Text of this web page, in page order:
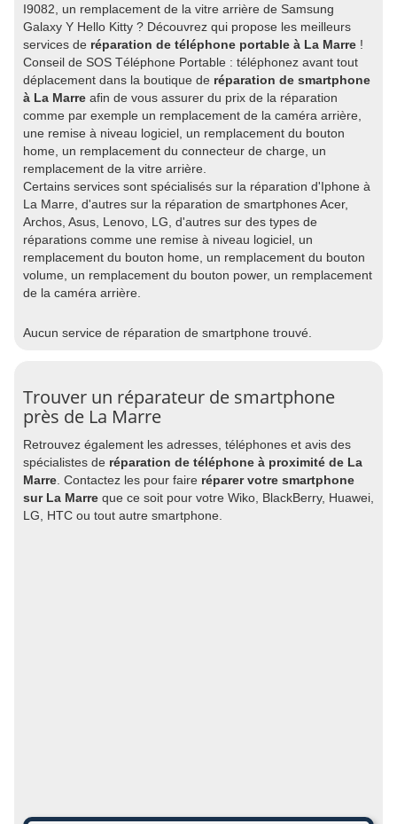
I9082, un remplacement de la vitre arrière de Samsung
Galaxy Y Hello Kitty ? Découvrez qui propose les meilleurs
services de réparation de téléphone portable à La Marre !
Conseil de SOS Téléphone Portable : téléphonez avant tout
déplacement dans la boutique de réparation de smartphone
à La Marre afin de vous assurer du prix de la réparation
comme par exemple un remplacement de la caméra arrière,
une remise à niveau logiciel, un remplacement du bouton
home, un remplacement du connecteur de charge, un
remplacement de la vitre arrière.
Certains services sont spécialisés sur la réparation d'Iphone à
La Marre, d'autres sur la réparation de smartphones Acer,
Archos, Asus, Lenovo, LG, d'autres sur des types de
réparations comme une remise à niveau logiciel, un
remplacement du bouton home, un remplacement du bouton
volume, un remplacement du bouton power, un remplacement
de la caméra arrière.
Aucun service de réparation de smartphone trouvé.
Trouver un réparateur de smartphone
près de La Marre
Retrouvez également les adresses, téléphones et avis des
spécialistes de réparation de téléphone à proximité de La
Marre . Contactez les pour faire réparer votre smartphone
sur La Marre que ce soit pour votre Wiko, BlackBerry, Huawei,
LG, HTC ou tout autre smartphone.